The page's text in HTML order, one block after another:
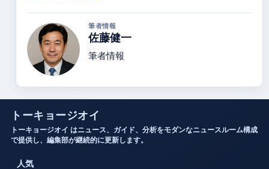
筆者情報
佐藤健一
筆者情報
トーキョージオイ
トーキョージオイ はニュース、ガイド、分析をモダンなニュースルーム構成
で提供し、編集部が継続的に更新します。
人気